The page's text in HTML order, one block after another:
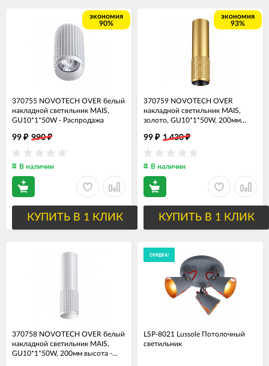
экономия
90%
370755 NOVOTECH OVER белый
накладной светильник MAIS,
GU10*1*50W - Распродажа
99 ₽ 990₽
В наличии
КУПИТЬ В 1 КЛИК
экономия
93%
370759 NOVOTECH OVER
накладной светильник MAIS,
золото, GU10*1*50W, 200мм
99 ₽ 1 430₽
В наличии
КУПИТЬ В 1 КЛИК
370758 NOVOTECH OVER белый
накладной светильник MAIS,
GU10*1*50W, 200мм высота -
СКИДКА!
LSP-8021 Lussole Потолочный
светильник